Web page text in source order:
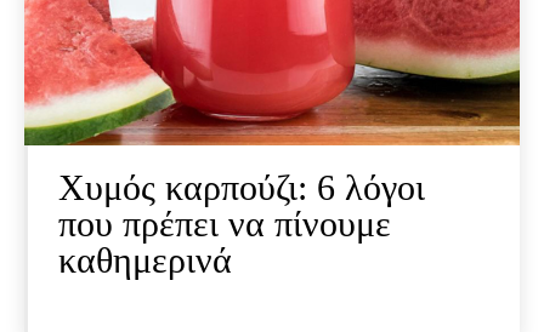
Xυμός καρπούζι: 6 λόγοι
που πρέπει να πίνουμε
καθημερινά